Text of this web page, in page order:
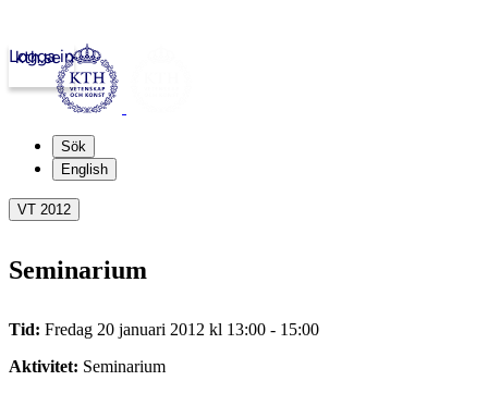
kth.se
Logga in
Sök
English
VT 2012
Seminarium
Tid: Fredag 20 januari 2012 kl 13:00 - 15:00
Aktivitet: Seminarium